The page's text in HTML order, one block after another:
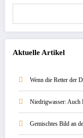
Aktuelle Artikel
Wenn die Retter der
Niedrigwasser: Auch
Gemischtes Bild an